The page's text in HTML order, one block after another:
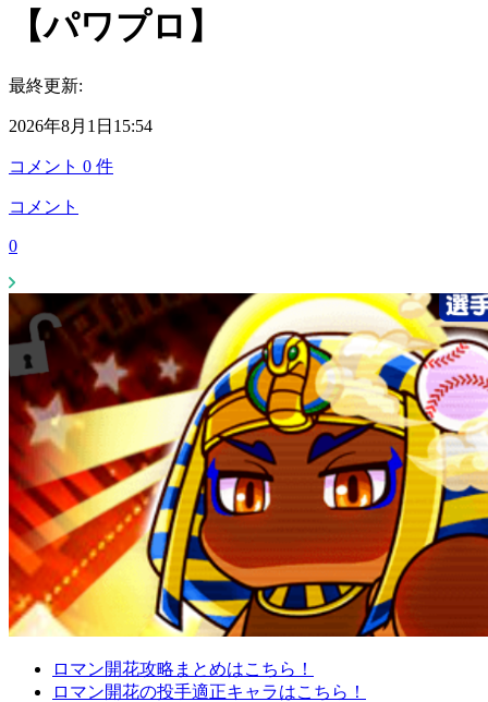
【パワプロ】
最終更新:
2026年8月1日15:54
コメント 0 件
コメント
0
ロマン開花攻略まとめはこちら！
ロマン開花の投手適正キャラはこちら！